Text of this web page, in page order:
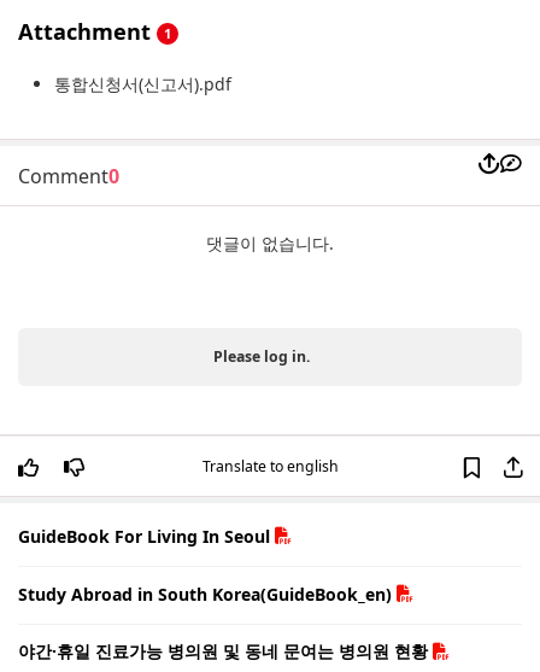
Attachment 1
통합신청서(신고서).pdf
Comment0
댓글이 없습니다.
Please log in.
Translate to english
GuideBook For Living In Seoul
Study Abroad in South Korea(GuideBook_en)
야간·휴일 진료가능 병의원 및 동네 문여는 병의원 현황